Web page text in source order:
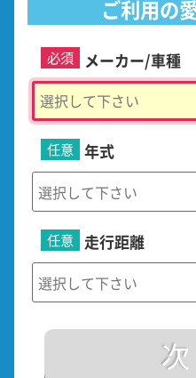
ご利用の
メーカー/車種
必須
年式
任意
走行距離
任意